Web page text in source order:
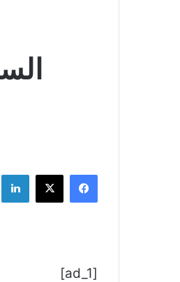
فيسبوك
‫X
[ad_1]